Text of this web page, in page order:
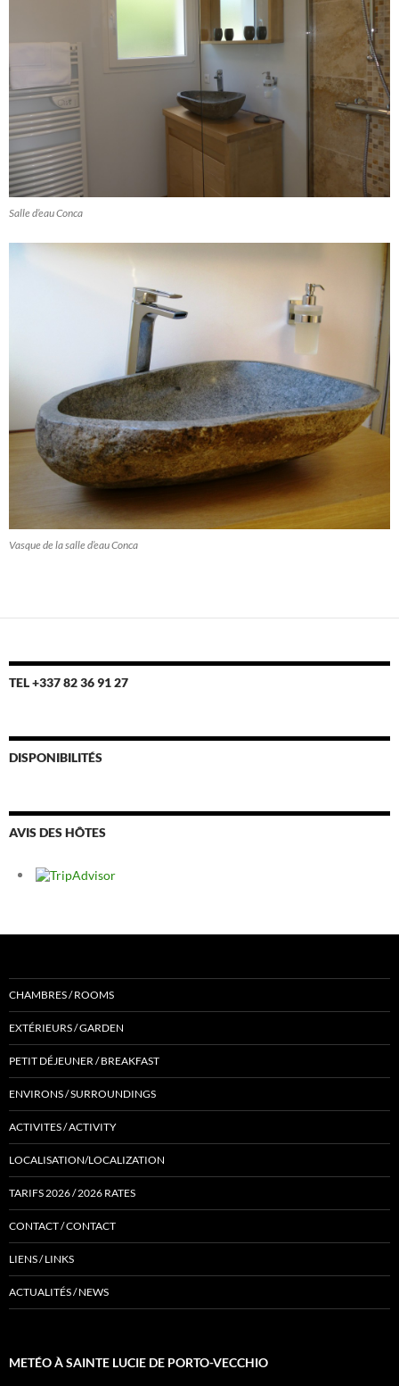
Salle d’eau Conca
Vasque de la salle d’eau Conca
TEL +337 82 36 91 27
DISPONIBILITÉS
AVIS DES HÔTES
CHAMBRES / ROOMS
EXTÉRIEURS / GARDEN
PETIT DÉJEUNER / BREAKFAST
ENVIRONS / SURROUNDINGS
ACTIVITES / ACTIVITY
LOCALISATION/LOCALIZATION
TARIFS 2026 / 2026 RATES
CONTACT / CONTACT
LIENS / LINKS
ACTUALITÉS / NEWS
METÉO À SAINTE LUCIE DE PORTO-VECCHIO